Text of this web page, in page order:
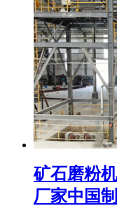
矿石磨粉
厂家中国